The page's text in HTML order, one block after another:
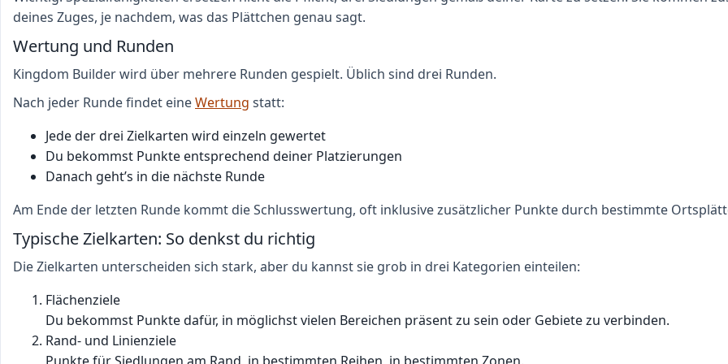
deines Zuges, je nachdem, was das Plättchen genau sagt.
Wertung und Runden
Kingdom Builder wird über mehrere Runden gespielt. Üblich sind drei Runden.
Nach jeder Runde findet eineWertung statt:
Jede der drei Zielkarten wird einzeln gewertet
Du bekommst Punkte entsprechend deiner Platzierungen
Danach geht’s in die nächste Runde
Am Ende der letzten Runde kommt die Schlusswertung, oft inklusive zusätzlicher Punkte durch bestimmte
Typische Zielkarten: So denkst du richtig
Die Zielkarten unterscheiden sich stark, aber du kannst sie grob in drei Kategorien einteilen:
Flächenziele
Du bekommst Punkte dafür, in möglichst vielen Bereichen präsent zu sein oder Gebiete zu verbinden.
Rand- und Linienziele